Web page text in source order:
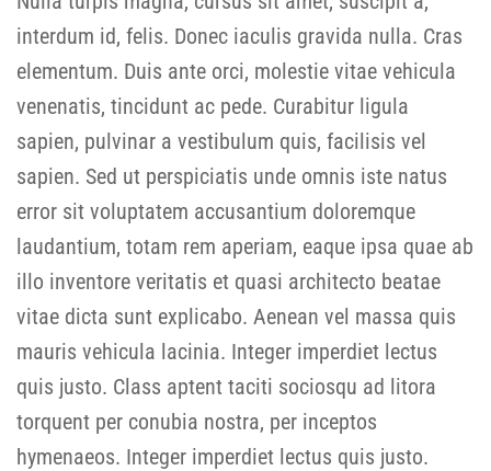
interdum id, felis. Donec iaculis gravida nulla. Cras
elementum. Duis ante orci, molestie vitae vehicula
venenatis, tincidunt ac pede. Curabitur ligula
sapien, pulvinar a vestibulum quis, facilisis vel
sapien. Sed ut perspiciatis unde omnis iste natus
error sit voluptatem accusantium doloremque
laudantium, totam rem aperiam, eaque ipsa quae ab
illo inventore veritatis et quasi architecto beatae
vitae dicta sunt explicabo. Aenean vel massa quis
mauris vehicula lacinia. Integer imperdiet lectus
quis justo. Class aptent taciti sociosqu ad litora
torquent per conubia nostra, per inceptos
hymenaeos. Integer imperdiet lectus quis justo.